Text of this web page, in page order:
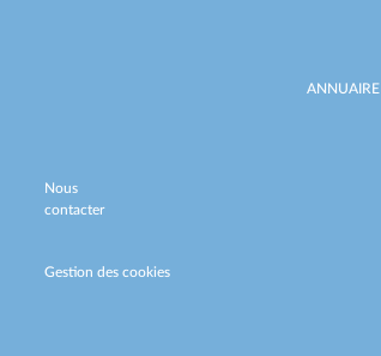
ANNUAIRE
Nous
contacter
Gestion des cookies